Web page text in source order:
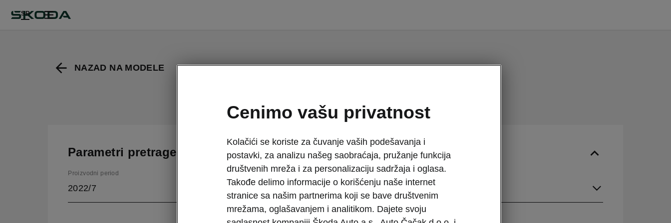
SR
NAZAD NA MODELE
Rapid - Uputstva
Parametri pretrage
Proizvodni period
2022/7
Tržište
Rusija Jezik
Cenimo vašu privatnost
Kolačići se koriste za čuvanje vaših podešavanja i
postavki, za analizu našeg saobraćaja, pružanje funkcija
društvenih mreža i za personalizaciju sadržaja i oglasa.
Takođe delimo informacije o korišćenju naše internet
stranice sa našim partnerima koji se bave društvenim
mrežama, oglašavanjem i analitikom. Dajete svoju